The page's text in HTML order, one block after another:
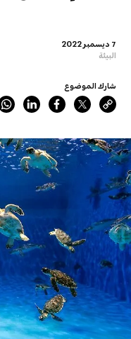
7 ديسمبر 2022
البيئة
شارك الموضوع